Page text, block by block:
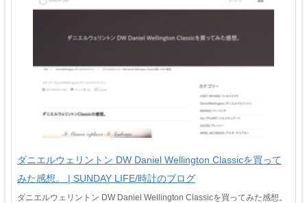
ダニエルウェリントン DW Daniel Wellington Classicを買って
みた感想。 | SUNDAY LIFE/時計のブログ
ダニエルウェリントン DW Daniel Wellington Classicを買ってみた感想。